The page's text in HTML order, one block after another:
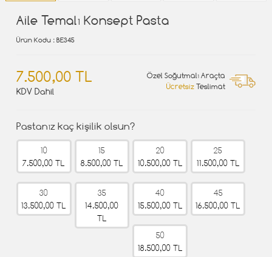
Aile Temalı Konsept Pasta
Ürün Kodu : BE345
7.500,00 TL
KDV Dahil
Özel Soğutmalı Araçta
Ücretsiz Teslimat
Pastanız kaç kişilik olsun?
10
7.500,00 TL
15
8.500,00 TL
20
10.500,00 TL
25
11.500,00 TL
30
13.500,00 TL
35
14.500,00
TL
40
15.500,00 TL
45
16.500,00 TL
50
18.500,00 TL